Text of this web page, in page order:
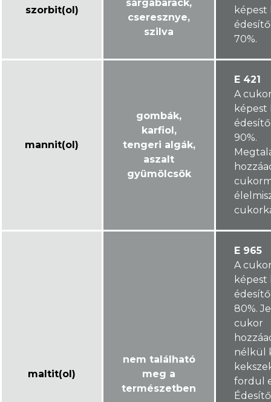
szorbit(ol)
sárgabarack,
cseresznye,
szilva
képest
70%.
mannit(ol)
gombák,
karfiol,
tengeri algák,
aszalt
gyümölcsök
E 421
A
képest
90%.
maltit(ol)
nem található
meg a
természetben
E 965
A
képest
80%.
cukor
nélkül
fordul